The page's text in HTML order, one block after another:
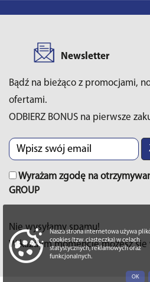
Newsletter
Bądź na bieżąco z promocjami,
ofertami.
ODBIERZ BONUS na pierwsze
Wyrażam zgodę na
GROUP
Nie wysyłamy spamu!
W każdym momencie możesz sie
Nasza strona internetowa używa
cookies (tzw. ciasteczka) w celach
statystycznych, reklamowych oraz
funkcjonalnych.
OK